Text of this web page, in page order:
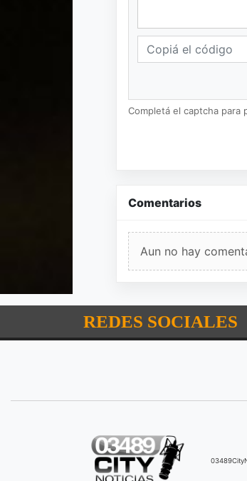
Completá el captcha para
Comentarios
Aun no hay
REDES SOCIALES